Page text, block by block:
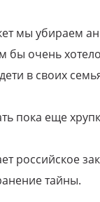
мы убираем
очень
в своих
пока еще
российское
тайны.